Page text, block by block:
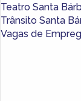
Teatro Santa
Trânsito Santa
Vagas de